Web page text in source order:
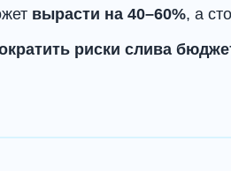
вырасти на 40–60%, а
риски слива